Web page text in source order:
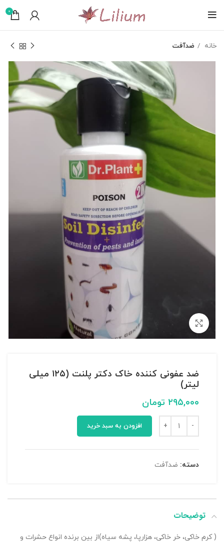
0
خانه ضدآفت
ضد عفونی کننده خاک دکتر پلنت (۱۲۵ میلی
لیتر)
۲۹۵,۰۰۰ تومان
افزودن به سبد خرید
دسته: ضدآفت
توضیحات
( کرم خاکی، خر خاکی، هزارپا، پشه سیاه)از بین برنده انواع حشرات و